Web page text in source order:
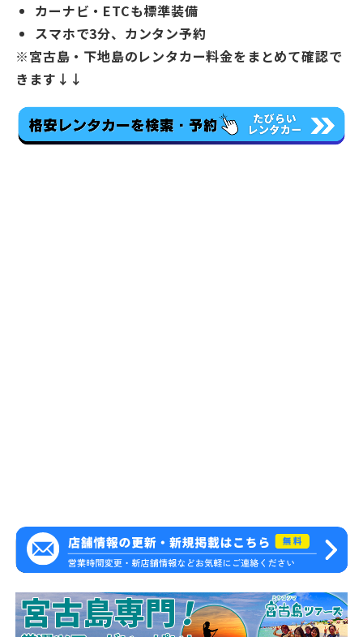
カーナビ・ETCも標準装備
スマホで3分、カンタン予約
※宮古島・下地島のレンタカー料金をまとめて確認で
きます↓↓